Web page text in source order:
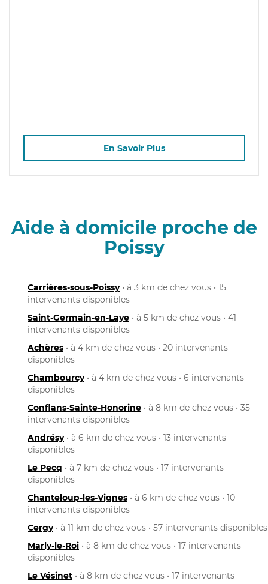
En Savoir Plus
Aide à domicile proche de
Poissy
Carrières-sous-Poissy• à 3 km de chez vous • 15
intervenants disponibles
Saint-Germain-en-Laye • à 5 km de chez vous • 41
intervenants disponibles
Achères • à 4 km de chez vous • 20 intervenants
disponibles
Chambourcy• à 4 km de chez vous • 6 intervenants
disponibles
Conflans-Sainte-Honorine • à 8 km de chez vous • 35
intervenants disponibles
Andrésy• à 6 km de chez vous • 13 intervenants
disponibles
Le Pecq • à 7 km de chez vous • 17 intervenants
disponibles
Chanteloup-les-Vignes • à 6 km de chez vous • 10
intervenants disponibles
Cergy• à 11 km de chez vous • 57 intervenants disponibles
Marly-le-Roi • à 8 km de chez vous • 17 intervenants
disponibles
Le Vésinet • à 8 km de chez vous • 17 intervenants